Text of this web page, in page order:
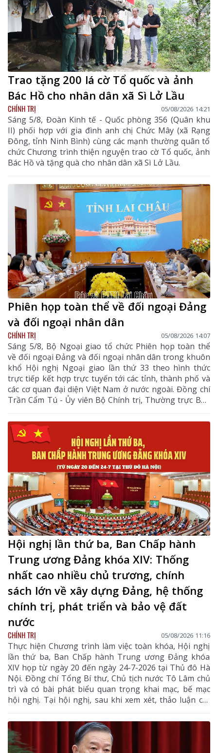
Trao tặng 200 lá cờ Tổ quốc và ảnh
Bác Hồ cho nhân dân xã Sì Lở Lầu
CHÍNH TRỊ 05/08/2026 14:21
Sáng 5/8, Đoàn Kinh tế - Quốc phòng 356 (Quân khu
II) phối hợp với gia đình anh chị Chức Mây (xã Rạng
Đông, tỉnh Ninh Bình) cùng các mạnh thường quân tổ
chức Chương trình thiện nguyện trao cờ Tổ quốc, ảnh
Bác Hồ và tặng quà cho nhân dân xã Sì Lở Lầu.
Phiên họp toàn thể về đối ngoại Đảng
và đối ngoại nhân dân
CHÍNH TRỊ 05/08/2026 14:07
Sáng 5/8, Bộ Ngoại giao tổ chức Phiên họp toàn thể
về đối ngoại Đảng và đối ngoại nhân dân trong khuôn
khổ Hội nghị Ngoại giao lần thứ 33 theo hình thức
trực tiếp kết hợp trực tuyến tới các tỉnh, thành phố và
các cơ quan đại diện Việt Nam ở nước ngoài. Đồng chí
Trần Cẩm Tú - Ủy viên Bộ Chính trị, Thường trực Ban
Bí thư dự và chỉ đạo Phiên họp. Dự còn có đồng chí Lê
Hoài Trung - Ủy viên Bộ Chính trị, Bí thư Đảng ủy, Bộ
trưởng Bộ Ngoại giao; lãnh đạo các ban, bộ, ngành
Trung ương.
Hội nghị lần thứ ba, Ban Chấp hành
Trung ương Đảng khóa XIV: Thống
nhất cao nhiều chủ trương, chính
sách lớn về xây dựng Đảng, hệ thống
chính trị, phát triển và bảo vệ đất
nước
CHÍNH TRỊ 05/08/2026 11:16
Thực hiện Chương trình làm việc toàn khóa, Hội nghị
lần thứ ba, Ban Chấp hành Trung ương Đảng khóa
XIV họp từ ngày 20 đến ngày 24-7-2026 tại Thủ đô Hà
Nội. Đồng chí Tổng Bí thư, Chủ tịch nước Tô Lâm chủ
trì và có bài phát biểu quan trọng khai mạc, bế mạc
hội nghị. Tại hội nghị, sau khi xem xét, thảo luận các
tờ trình, báo cáo của Bộ Chính trị, Ban Chấp hành
Trung ương đã thống nhất cao nhiều chủ trương,
chính sách lớn về xây dựng Đảng, hệ thống chính trị,
phát triển và bảo vệ đất nước.